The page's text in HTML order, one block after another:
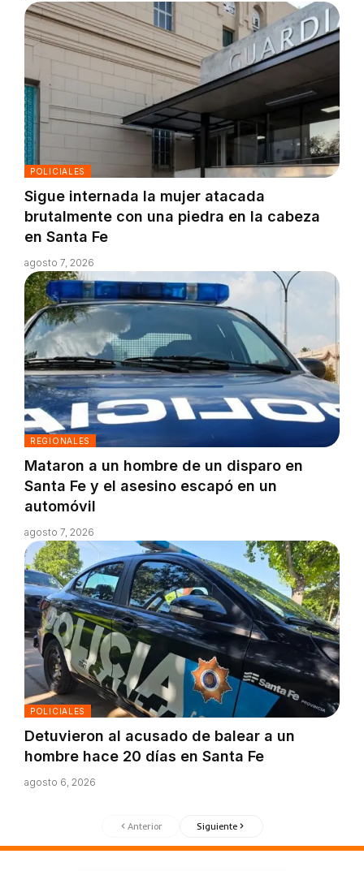
POLICIALES
Sigue internada la mujer atacada
brutalmente con una piedra en la cabeza
en Santa Fe
agosto 7, 2026
REGIONALES
Mataron a un hombre de un disparo en
Santa Fe y el asesino escapó en un
automóvil
agosto 7, 2026
POLICIALES
Detuvieron al acusado de balear a un
hombre hace 20 días en Santa Fe
agosto 6, 2026
Anterior Siguiente